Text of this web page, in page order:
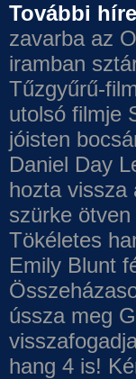
További
zavarba az
iramban
Tűzgyűrű-
utolsó filmje
jóisten
Daniel Day
hozta vissza
szürke
Tökéletes
Emily Blunt
ússza meg
hang 4 is!